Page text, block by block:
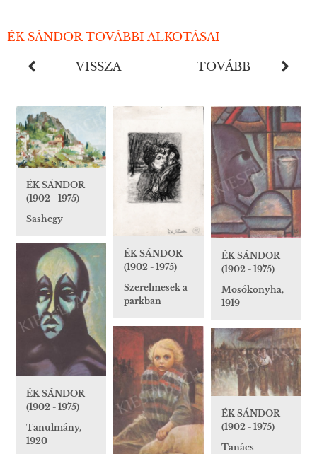
ÉK SÁNDOR TOVÁBBI ALKOTÁSAI
VISSZA TOVÁBB
ÉK SÁNDOR
(1902 - 1975)
Sashegy
ÉK SÁNDOR
(1902 - 1975)
Szerelmesek a
parkban
ÉK SÁNDOR
(1902 - 1975)
Mosókonyha,
1919
ÉK SÁNDOR
(1902 - 1975)
Tanulmány,
1920
ÉK SÁNDOR
(1902 - 1975)
Tanács -